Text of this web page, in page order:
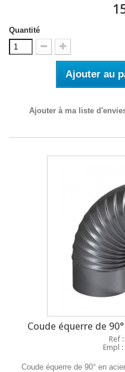
Quantité
Ajouter au
Ajouter à ma liste
Coude équerre de
Ref
Empl :
Coude équerre de 90° en